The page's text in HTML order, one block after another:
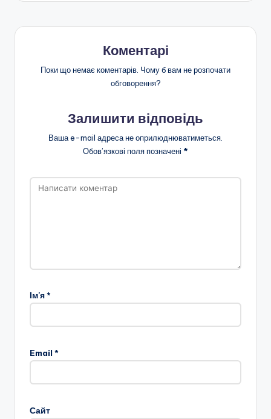
Коментарі
Поки що немає коментарів. Чому б вам не розпочати
обговорення?
Залишити відповідь
Ваша e-mail адреса не оприлюднюватиметься.
Обов’язкові поля позначені *
Ім'я*
Email *
Сайт